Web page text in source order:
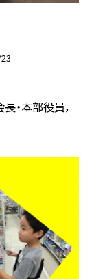
・本部役員，